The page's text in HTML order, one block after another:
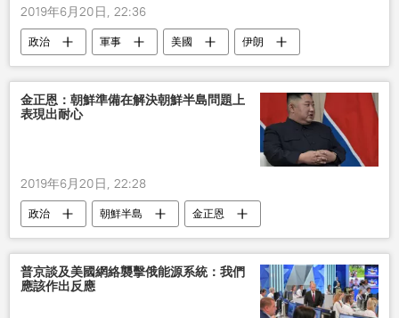
2019年6月20日, 22:36
政治 軍事 美國 伊朗
金正恩：朝鮮準備在解決朝鮮半島問題上
表現出耐心
2019年6月20日, 22:28
政治 朝鮮半島
金正恩
習近平
會晤 中國
普京談及美國網絡襲擊俄能源系統：我們
應該作出反應